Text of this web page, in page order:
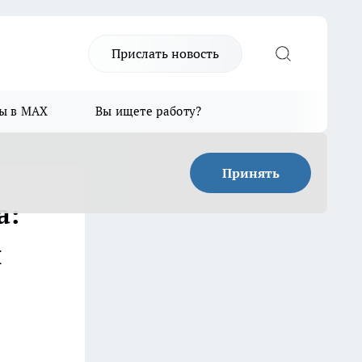
Прислать новость
в MAX Вы ищете работу?
Принять